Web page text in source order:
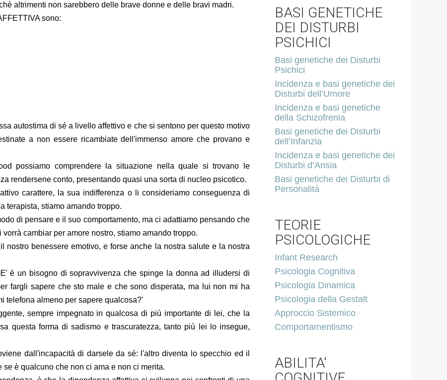
altrimenti non sarebbero delle brave donne e delle bravi madri.
sono:
autostima di sé a livello affettivo e che si sentono per questo motivo
a non essere ricambiate dell'immenso amore che provano e
possiamo comprendere la situazione nella quale si trovano le
rendersene conto, presentando quasi una sorta di nucleo psicotico.
carattere, la sua indifferenza o li consideriamo conseguenza di
terapista, stiamo amando troppo.
di pensare e il suo comportamento, ma ci adattiamo pensando che
cambiar per amore nostro, stiamo amando troppo.
benessere emotivo, e forse anche la nostra salute e la nostra
è un bisogno di sopravvivenza che spinge la donna ad illudersi di
fargli sapere che sto male e che sono disperata, ma lui non mi ha
telefona almeno per sapere qualcosa?'
sempre impegnato in qualcosa di più importante di lei, che la
questa forma di sadismo e trascuratezza, tanto più lei lo insegue,
dall'incapacità di darsele da sé: l'altro diventa lo specchio ed il
è qualcuno che non ci ama e non ci merita.
BASI GENETICHE
DEI DISTURBI
PSICHICI
Basi genetiche dei Disturbi
Psichici
Incidenza e basi genetiche dei
Disturbi dell’Umore
Incidenza e basi genetiche
della Schizofrenia
Basi genetiche dei Disturbi
dell’Infanzia
Incidenza e basi genetiche dei
Disturbi d’Ansia
Basi genetiche dei Disturbi di
Personalità
TEORIE
PSICOLOGICHE
Infant Research
Psicologia Cognitiva
Psicologia Dinamica
Psicologia della Gestalt
Approccio Sistemico
Comportamentismo
ABILITA'